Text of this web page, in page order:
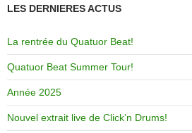
LES DERNIERES ACTUS
La rentrée du Quatuor Beat!
Quatuor Beat Summer Tour!
Année 2025
Nouvel extrait live de Click’n Drums!